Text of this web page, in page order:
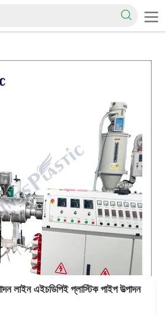
লাইন এইচডিপিই প্লাস্টিক পাইপ উত্পাদন